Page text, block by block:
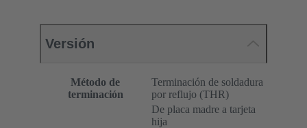
Versión
Método de
terminación
Terminación de soldadura
por reflujo (THR)
De placa madre a tarjeta
hija